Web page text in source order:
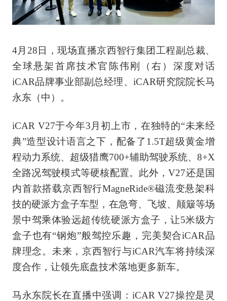
4月28日，现场直播京西智行集团工程副总裁、
全球悬架首席技术官陈伟刚（右）深度对话
iCAR品牌事业部副总经理、iCAR研究院院长马
永东（中）。
iCAR V27于今年3月初上市，在独特的“未来经
典”造型设计语言之下，配备了1.5T超级黄金增
程动力系统、超级猎鹰700+辅助驾驶系统、8+X
全路况驾驶模式等硬核配置。此外，V27还是国
内首款搭载京西智行MagneRide®磁流变悬架科
技的硬派方盒子车型，在急弯、飞坡、颠簸等场
景中驾乘体验远超传统硬派方盒子，让5米级方
盒子也有“钢炮”般驾控乐趣，完美契合iCAR品
牌理念。未来，京西智行与iCAR汽车将持续深
度合作，让领先底盘技术落地更多新车。
马永东院长在直播中强调：iCAR V27操控是灵